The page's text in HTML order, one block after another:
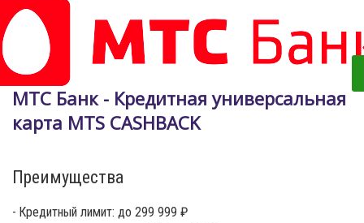
МТС Банк - Кредитная универсальная
карта MTS CASHBACK
Преимущества
Кредитный лимит: до 299 999 ₽